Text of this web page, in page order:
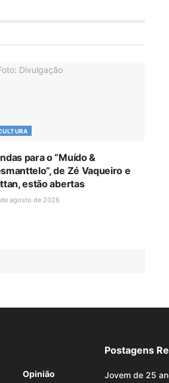
para o “Muído &
de Zé Vaqueiro e
estão abertas
agosto de 2026
Opinião
Postagens
Jovem de 25